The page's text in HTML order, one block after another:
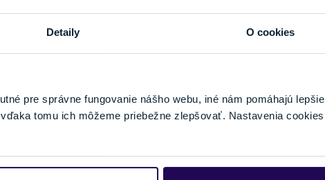
Detaily O cookies
pre správne fungovanie nášho webu, iné nám pomáhajú lepšie
tomu ich môžeme priebežne zlepšovať. Nastavenia cookies
vážne a chcete sa jej pravidelne (hoc aj rekreačne) venovať,
cyklo-oblečenia
teplého počasia až po plnohodnotné nohavice do mrazov.
Nevýhodou sú ťažkosti pri ceste na toaletu i samotná „činnosť
časť oblečenia, potom traky a ďalej všetko ostatné.